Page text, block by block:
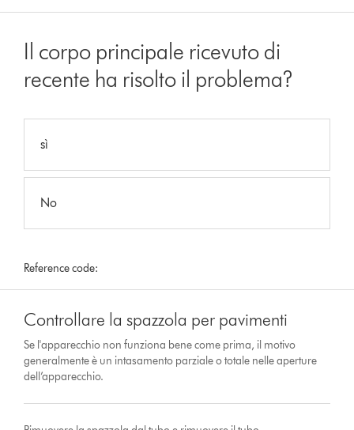
Il corpo principale ricevuto di
recente ha risolto il problema?
sì
No
Reference code:
Controllare la spazzola per pavimenti
Se l'apparecchio non funziona bene come prima, il motivo
generalmente è un intasamento parziale o totale nelle aperture
dell’apparecchio.